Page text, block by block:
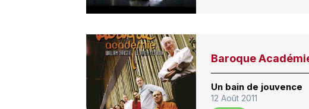
Baroque
Un bain de jouvence
12 Août 2011